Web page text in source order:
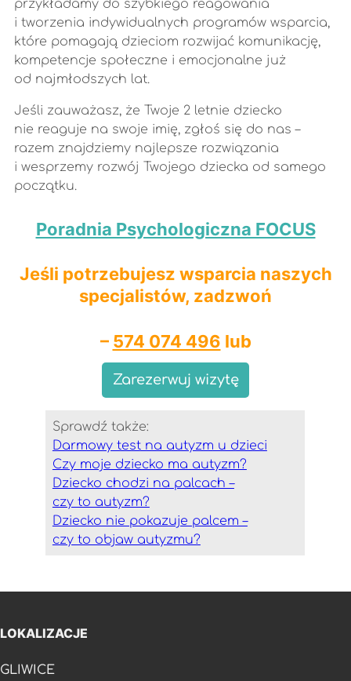
przykładamy do szybkiego reagowania
i tworzenia indywidualnych programów wsparcia,
które pomagają dzieciom rozwijać komunikację,
kompetencje społeczne i emocjonalne już
od najmłodszych lat.
Jeśli zauważasz, że Twoje 2 letnie dziecko
nie reaguje na swoje imię, zgłoś się do nas –
razem znajdziemy najlepsze rozwiązania
i wesprzemy rozwój Twojego dziecka od samego
początku.
Poradnia Psychologiczna FOCUS
Jeśli potrzebujesz wsparcia naszych
specjalistów, zadzwoń
– 574 074 496 lub
Zarezerwuj wizytę
Sprawdź także:
Darmowy test na autyzm u dzieci
Czy moje dziecko ma autyzm?
Dziecko chodzi na palcach –
czy to autyzm?
Dziecko nie pokazuje palcem –
czy to objaw autyzmu?
LOKALIZACJE
GLIWICE